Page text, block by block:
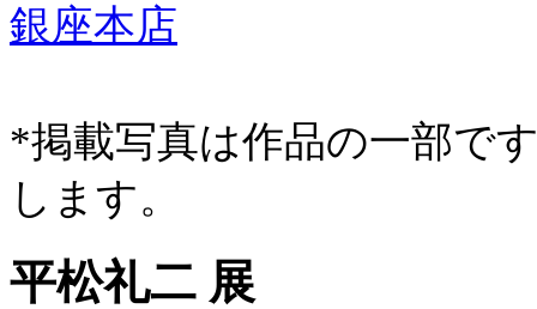
銀座本店
*掲載写真は作品の一部で
します。
平松礼二 展